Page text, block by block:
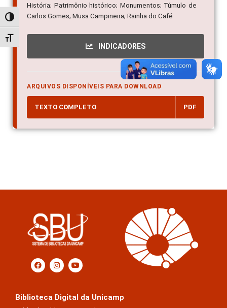
Alternar alto contraste
Alternar tamanho da fonte
História; Patrimônio histórico; Monumentos; Túmulo de
Carlos Gomes; Musa Campineira; Rainha do Café
INDICADORES
ARQUIVOS DISPONÍVEIS PARA DOWNLOAD
TEXTO COMPLETO PDF
Biblioteca Digital da Unicamp